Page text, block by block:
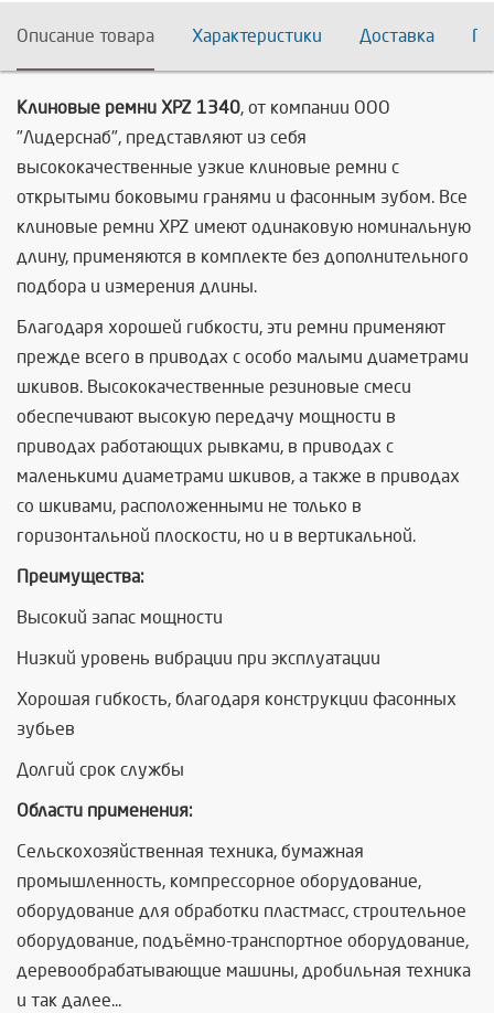
Описание товара Характеристики Доставка
Клиновые ремни XPZ 1340, от компании ООО
"Лидерснаб", представляют из себя
высококачественные узкие клиновые ремни с
открытыми боковыми гранями и фасонным зубом. Все
клиновые ремни XPZ имеют одинаковую номинальную
длину, применяются в комплекте без дополнительного
подбора и измерения длины.
Благодаря хорошей гибкости, эти ремни применяют
прежде всего в приводах с особо малыми диаметрами
шкивов. Высококачественные резиновые смеси
обеспечивают высокую передачу мощности в
приводах работающих рывками, в приводах с
маленькими диаметрами шкивов, а также в приводах
со шкивами, расположенными не только в
горизонтальной плоскости, но и в вертикальной.
Преимущества:
Высокий запас мощности
Низкий уровень вибрации при эксплуатации
Хорошая гибкость, благодаря конструкции фасонных
зубьев
Долгий срок службы
Области применения:
Сельскохозяйственная техника, бумажная
промышленность, компрессорное оборудование,
оборудование для обработки пластмасс, строительное
оборудование, подъёмно-транспортное оборудование,
деревообрабатывающие машины, дробильная техника
и так далее...